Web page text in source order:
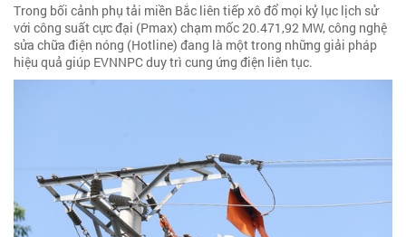
Trong bối cảnh phụ tải miền Bắc liên tiếp xô đổ mọi kỷ lục lịch sử
với công suất cực đại (Pmax) chạm mốc 20.471,92 MW, công nghệ
sửa chữa điện nóng (Hotline) đang là một trong những giải pháp
hiệu quả giúp EVNNPC duy trì cung ứng điện liên tục.